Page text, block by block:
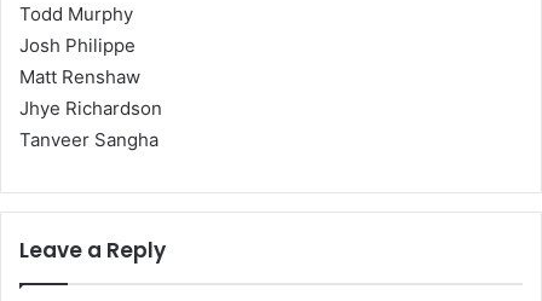
Todd Murphy
Josh Philippe
Matt Renshaw
Jhye Richardson
Tanveer Sangha
Leave a Reply